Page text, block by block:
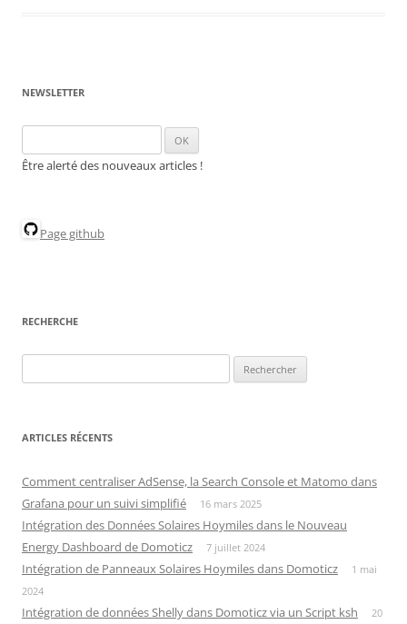
NEWSLETTER
Être alerté des nouveaux articles !
Page github
RECHERCHE
ARTICLES RÉCENTS
Comment centraliser AdSense, la Search Console et Matomo dans
Grafana pour un suivi simplifié
16 mars 2025
Intégration des Données Solaires Hoymiles dans le Nouveau
Energy Dashboard de Domoticz
7 juillet 2024
Intégration de Panneaux Solaires Hoymiles dans Domoticz
1 mai
2024
Intégration de données Shelly dans Domoticz via un Script ksh
20